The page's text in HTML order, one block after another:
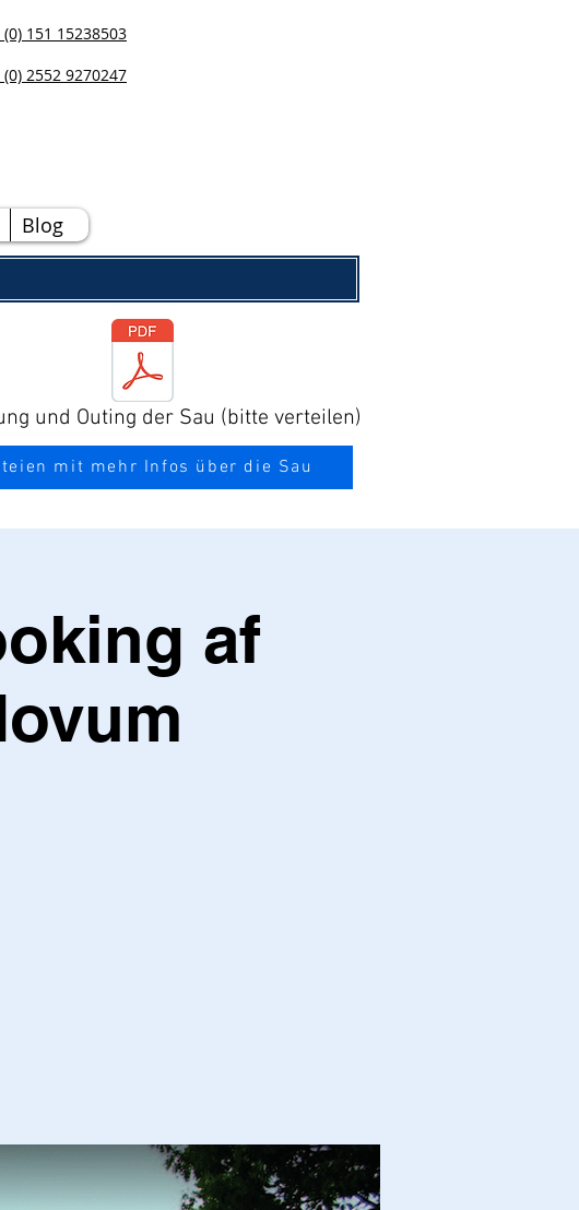
(0) 151 15238503
(0) 2552 9270247
Blog
und Outing der Sau (bitte verteilen)
mit mehr Infos über die Sau
af